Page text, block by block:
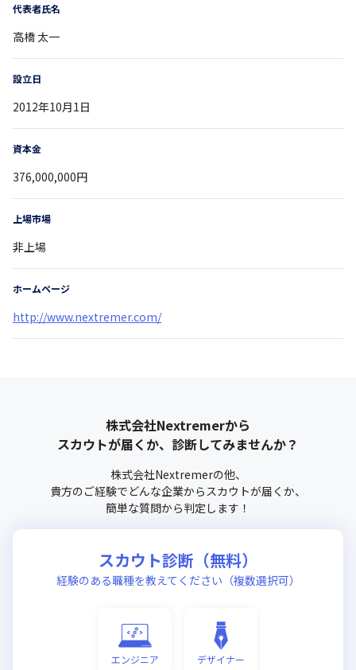
代表者氏名
高橋 太一
設立日
2012年10月1日
資本金
376,000,000円
上場市場
非上場
ホームページ
http://www.nextremer.com/
株式会社Nextremerから
スカウトが届くか、診断してみませんか？
株式会社Nextremerの他、
貴方のご経験でどんな企業からスカウトが届くか、
簡単な質問から判定します！
スカウト診断（無料）
経験のある職種を教えてください（複数選択可）
エンジニア デザイナー